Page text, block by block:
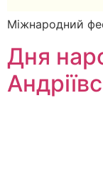
Міжнародний
Дня